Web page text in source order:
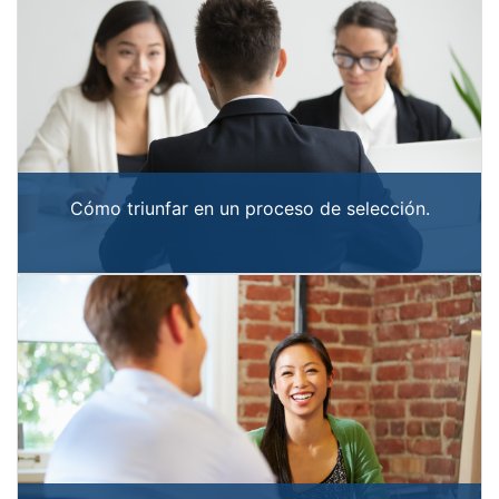
Cómo triunfar en un proceso de selección.